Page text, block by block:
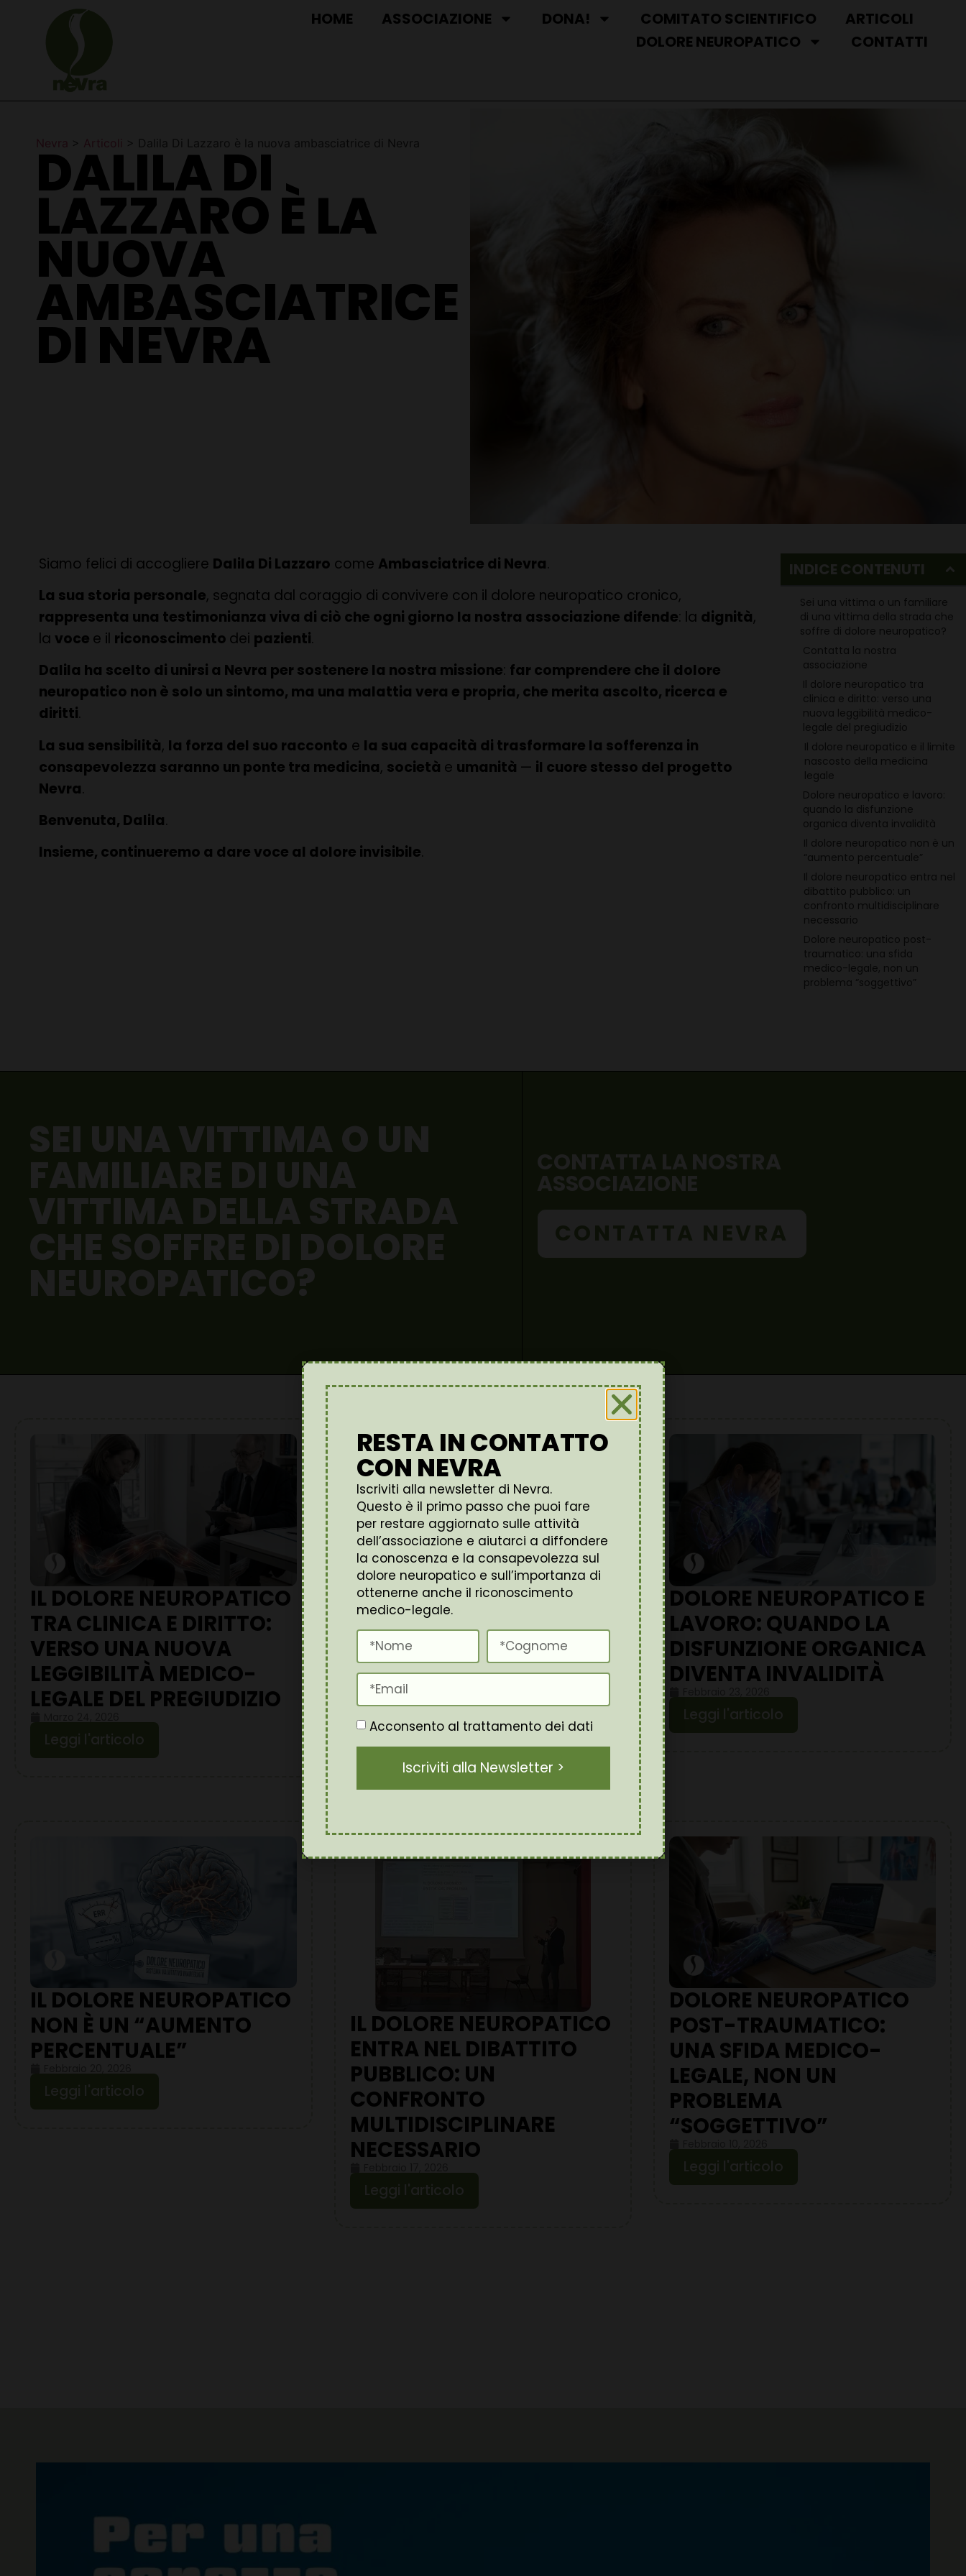
HOME ASSOCIAZIONE DONA! COMITATO SCIENTIFICO
ARTICOLI
DOLORE NEUROPATICO
CONTATTI
Nevra > Articoli > Dalila Di Lazzaro è la nuova ambasciatrice di Nevra
DALILA DI
LAZZARO È LA
NUOVA
AMBASCIATRICE
DI NEVRA
Siamo felici di accogliere Dalila Di Lazzaro come Ambasciatrice di Nevra.
La sua storia personale, segnata dal coraggio di convivere con il dolore neuropatico cronico,
rappresenta una testimonianza viva di ciò che ogni giorno la nostra associazione difende: la dignità,
la voce e il riconoscimento dei pazienti.
Dalila ha scelto di unirsi a Nevra per sostenere la nostra missione: far comprendere che il dolore
neuropatico non è solo un sintomo, ma una malattia vera e propria, che merita ascolto, ricerca e
diritti.
La sua sensibilità, la forza del suo racconto e la sua capacità di trasformare la sofferenza in
consapevolezza saranno un ponte tra medicina, società e umanità — il cuore stesso del progetto
Nevra.
Benvenuta, Dalila.
Insieme, continueremo a dare voce al dolore invisibile.
INDICE CONTENUTI
Sei una vittima o un familiare
di una vittima della strada che
soffre di dolore neuropatico?
Contatta la nostra
associazione
Il dolore neuropatico tra
clinica e diritto: verso una
nuova leggibilità medico-
legale del pregiudizio
Il dolore neuropatico e il limite
nascosto della medicina
legale
Dolore neuropatico e lavoro:
quando la disfunzione
organica diventa invalidità
Il dolore neuropatico non è un
“aumento percentuale”
Il dolore neuropatico entra nel
dibattito pubblico: un
confronto multidisciplinare
necessario
Dolore neuropatico post-
traumatico: una sfida
medico-legale, non un
problema “soggettivo”
SEI UNA VITTIMA O UN
FAMILIARE DI UNA
VITTIMA DELLA STRADA
CHE SOFFRE DI DOLORE
NEUROPATICO?
CONTATTA LA NOSTRA
ASSOCIAZIONE
CONTATTA NEVRA
IL DOLORE NEUROPATICO
TRA CLINICA E DIRITTO:
VERSO UNA NUOVA
LEGGIBILITÀ MEDICO-
LEGALE DEL PREGIUDIZIO
Leggi l'articolo
IL DOLORE NEUROPATICO
E IL LIMITE NASCOSTO
DELLA MEDICINA LEGALE
Marzo 13, 2026
Leggi l'articolo
DOLORE NEUROPATICO E
LAVORO: QUANDO LA
DISFUNZIONE ORGANICA
DIVENTA INVALIDITÀ
Leggi l'articolo
IL DOLORE NEUROPATICO
NON È UN “AUMENTO
PERCENTUALE”
Leggi l'articolo
IL DOLORE NEUROPATICO
ENTRA NEL DIBATTITO
PUBBLICO: UN
CONFRONTO
MULTIDISCIPLINARE
NECESSARIO
Leggi l'articolo
DOLORE NEUROPATICO
POST-TRAUMATICO:
UNA SFIDA MEDICO-
LEGALE, NON UN
PROBLEMA
“SOGGETTIVO”
Leggi l'articolo
RESTA IN CONTATTO
CON NEVRA
Iscriviti alla newsletter di Nevra.
Questo è il primo passo che puoi fare
per restare aggiornato sulle attività
dell’associazione e aiutarci a diffondere
la conoscenza e la consapevolezza sul
dolore neuropatico e sull’importanza di
ottenerne anche il riconoscimento
medico-legale.
Acconsento al trattamento dei dati
Iscriviti alla Newsletter >